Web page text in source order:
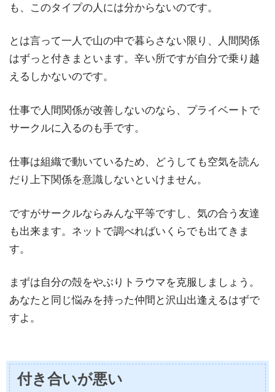
も、このタイプの人には分からないのです。
とは言って一人で山の中で暮らさない限り、人間関係
はずっと付きまといます。辛い所ですが自分で乗り越
えるしかないのです。
仕事で人間関係が改善しないのなら、プライベートで
サークルに入るのも手です。
仕事は組織で動いているため、どうしても空気を読ん
だり上下関係を意識しないといけません。
ですがサークルならみんな平等ですし、気の合う友達
も出来ます。ネットで調べればいくらでも出てきま
す。
まずは自分の殻をやぶりトラウマを克服しましょう。
あなたと同じ悩みを持った仲間と沢山出逢えるはずで
すよ。
付き合いが悪い